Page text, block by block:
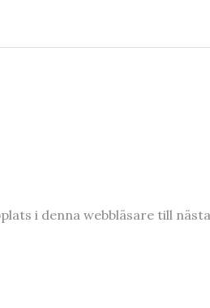
i denna webbläsare till